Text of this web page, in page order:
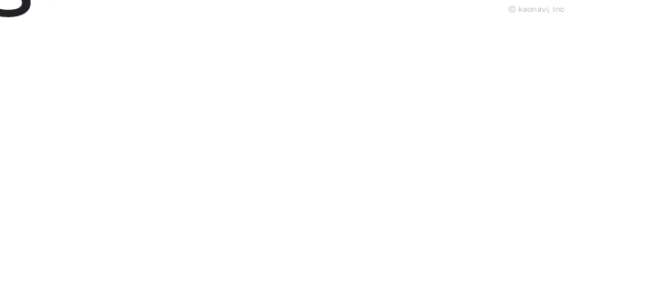
© kaonavi, Inc